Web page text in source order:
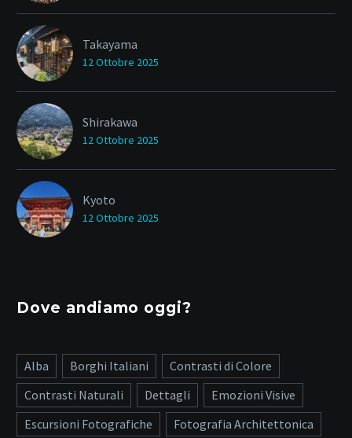
Takayama
12 Ottobre 2025
Shirakawa
12 Ottobre 2025
Kyoto
12 Ottobre 2025
Dove andiamo oggi?
Alba Borghi Italiani
Contrasti di Colore
Contrasti Naturali
Dettagli
Emozioni Visive
Escursioni Fotografiche
Fotografia Architettonica